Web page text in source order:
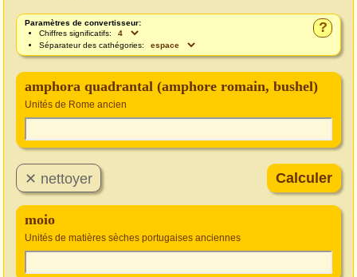
?
Paramètres de convertisseur:
Chiffres significatifs:
Séparateur des cathégories:
amphora quadrantal (amphore romain, bushel)
Unités de Rome ancien
moio
Unités de matières sèches portugaises anciennes